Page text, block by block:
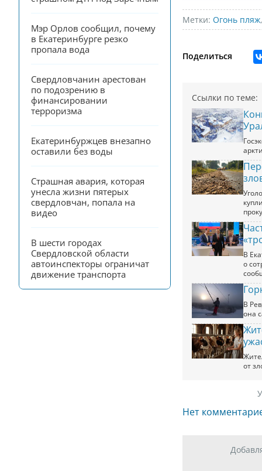
Мэр Орлов сообщил, почему
в Екатеринбурге резко
пропала вода
Свердловчанин арестован
по подозрению в
финансировании
терроризма
Екатеринбуржцев внезапно
оставили без воды
Страшная авария, которая
унесла жизни пятерых
свердловчан, попала на
видео
В шести городах
Свердловской области
автоинспекторы ограничат
движение транспорта
Метки: Огонь пляж,
Поделиться
Ссылки по теме:
В
о
В
она
от
Нет